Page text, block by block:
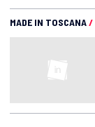
MADE IN TOSCANA/